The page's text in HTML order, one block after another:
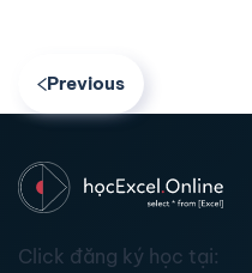
Previous
Click đăng ký học tại: